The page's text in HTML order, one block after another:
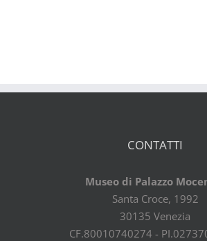
CONTATTI
Museo di Palazzo
Santa Croce, 1992
30135 Venezia
CF.80010740274 -